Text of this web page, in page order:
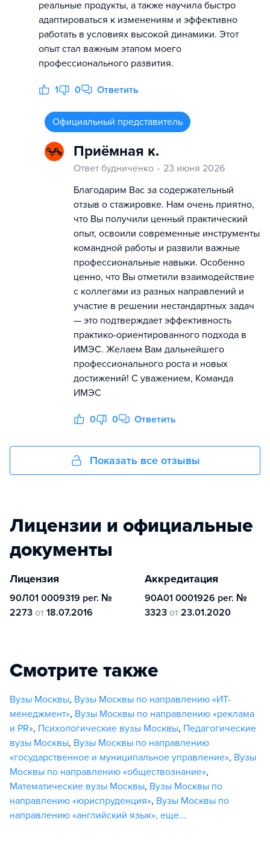
реальные продукты, а также научила быстро
адаптироваться к изменениям и эффективно
работать в условиях высокой динамики. Этот
опыт стал важным этапом моего
профессионального развития.
1 0 Ответить
Официальный представитель
Приёмная к.
Ответ будниченко
23 июня 2026
Благодарим Вас за содержательный
отзыв о стажировке. Нам очень приятно,
что Вы получили ценный практический
опыт, освоили современные инструменты
командной работы и развили важные
профессиональные навыки. Особенно
ценно, что Вы отметили взаимодействие
с коллегами из разных направлений и
участие в решении нестандартных задач
— это подтверждает эффективность
практико-ориентированного подхода в
ИМЭС. Желаем Вам дальнейшего
профессионального роста и новых
достижений! С уважением, Команда
ИМЭС
0 0 Ответить
Показать все отзывы
Лицензии и официальные
документы
Лицензия
90Л01 0009319 рег. №
2273 от 18.07.2016
Аккредитация
90А01 0001926 рег. №
3323 от 23.01.2020
Смотрите также
Вузы Москвы, Вузы Москвы по направлению «ИТ-
менеджмент», Вузы Москвы по направлению «реклама
и PR», Психологические вузы Москвы, Педагогические
вузы Москвы, Вузы Москвы по направлению
«государственное и муниципальное управление», Вузы
Москвы по направлению «обществознание»,
Математические вузы Москвы, Вузы Москвы по
направлению «юриспруденция», Вузы Москвы по
направлению «английский язык», еще...